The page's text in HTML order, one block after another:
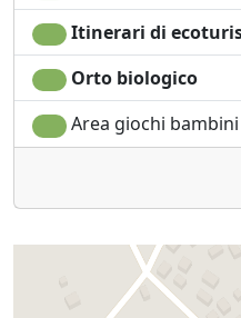
Itinerari di
Orto biologico
Area giochi bambini